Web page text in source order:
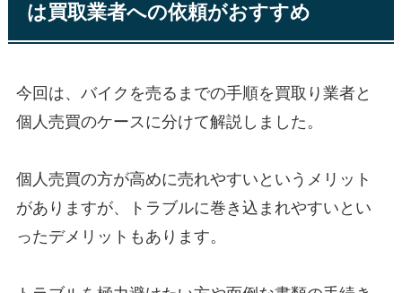
は買取業者への依頼がおすすめ
今回は、バイクを売るまでの手順を買取り業者と
個人売買のケースに分けて解説しました。
個人売買の方が高めに売れやすいというメリット
がありますが、トラブルに巻き込まれやすいとい
ったデメリットもあります。